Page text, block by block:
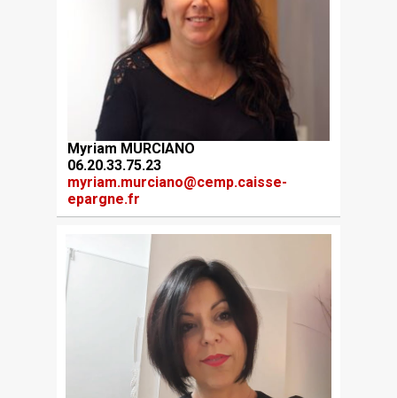
Myriam MURCIANO
06.20.33.75.23
myriam.murciano@cemp.caisse-
epargne.fr